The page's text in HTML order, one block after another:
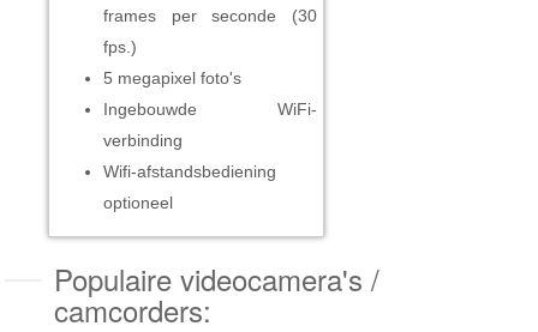
frames per seconde (30
fps.)
5 megapixel foto's
Ingebouwde WiFi-
verbinding
Wifi-afstandsbediening
optioneel
Populaire videocamera's /
camcorders: